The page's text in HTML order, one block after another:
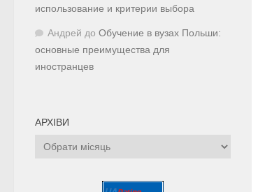
использование и критерии выбора
Андрей до Обучение в вузах Польши:
основные преимущества для
иностранцев
АРХІВИ
Архіви